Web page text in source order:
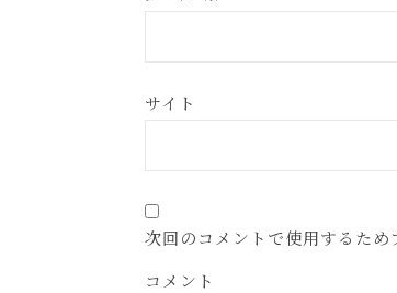
サイト
次回のコメントで使用するため
コメント